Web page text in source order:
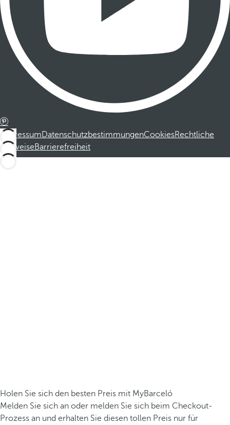
ImpressumDatenschutzbestimmungenCookiesRechtliche
HinweiseBarrierefreiheit
Holen Sie sich den besten Preis mit MyBarceló
Melden Sie sich an oder melden Sie sich beim Checkout-
Prozess an und erhalten Sie diesen tollen Preis nur für